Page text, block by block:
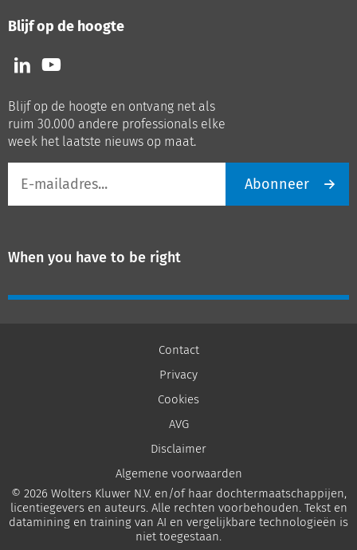
Blijf op de hoogte
Volg
ons
LinkedIn
Volg
ons
Youtube
Blijf op de hoogte en ontvang net als
ruim 30.000 andere professionals elke
week het laatste nieuws op maat.
mailadres
Abonneer
When you have to be right
Contact
Privacy
Cookies
AVG
Disclaimer
Algemene voorwaarden
© 2026 Wolters Kluwer N.V. en/of haar dochtermaatschappijen,
licentiegevers en auteurs. Alle rechten voorbehouden. Tekst en
datamining en training van AI en vergelijkbare technologieën is
niet toegestaan.